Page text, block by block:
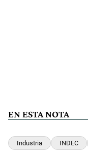
EN ESTA NOTA
Industria INDEC